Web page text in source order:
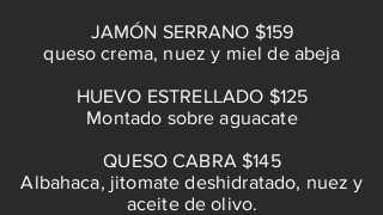
JAMÓN SERRANO $159
queso crema, nuez y miel de abeja
HUEVO ESTRELLADO $125
Montado sobre aguacate
QUESO CABRA $145
Albahaca, jitomate deshidratado, nuez y
aceite de olivo.